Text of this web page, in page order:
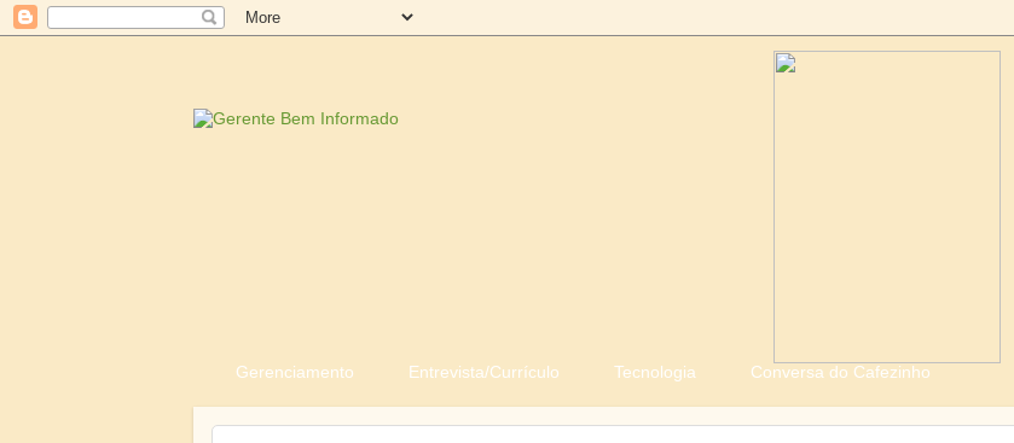
Gerenciamento Entrevista/Currículo Tecnologia Conversa do Cafezinho